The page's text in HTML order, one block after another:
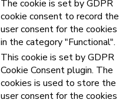
The cookie is set by GDPR
cookie consent to record the
user consent for the cookies
in the category "Functional".
This cookie is set by GDPR
Cookie Consent plugin. The
cookies is used to store the
user consent for the cookies